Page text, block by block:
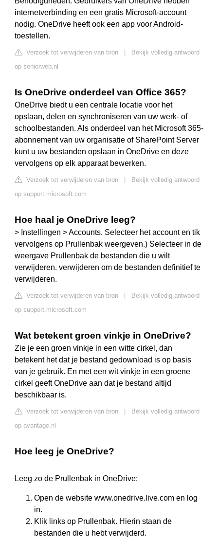
internetverbinding en een gratis Microsoft-account
nodig. OneDrive heeft ook een app voor Android-
toestellen.
Verzoek tot verwijderen van bron
Bekijk volledig antwoord
op seniorweb.nl
Is OneDrive onderdeel van Office 365?
OneDrive biedt u een centrale locatie voor het
opslaan, delen en synchroniseren van uw werk- of
schoolbestanden. Als onderdeel van het Microsoft 365-
abonnement van uw organisatie of SharePoint Server
kunt u uw bestanden opslaan in OneDrive en deze
vervolgens op elk apparaat bewerken.
Verzoek tot verwijderen van bron
Bekijk volledig antwoord
op support.microsoft.com
Hoe haal je OneDrive leeg?
> Instellingen > Accounts. Selecteer het account en tik
vervolgens op Prullenbak weergeven.) Selecteer in de
weergave Prullenbak de bestanden die u wilt
verwijderen. verwijderen om de bestanden definitief te
verwijderen.
Verzoek tot verwijderen van bron
Bekijk volledig antwoord
op support.microsoft.com
Wat betekent groen vinkje in OneDrive?
Zie je een groen vinkje in een witte cirkel, dan
betekent het dat je bestand gedownload is op basis
van je gebruik. En met een wit vinkje in een groene
cirkel geeft OneDrive aan dat je bestand altijd
beschikbaar is.
Verzoek tot verwijderen van bron
Bekijk volledig antwoord
op avantage.nl
Hoe leeg je OneDrive?
Leeg zo de Prullenbak in OneDrive:
Open de website www.onedrive.live.com en log
in.
Klik links op Prullenbak. Hierin staan de
bestanden die u hebt verwijderd.